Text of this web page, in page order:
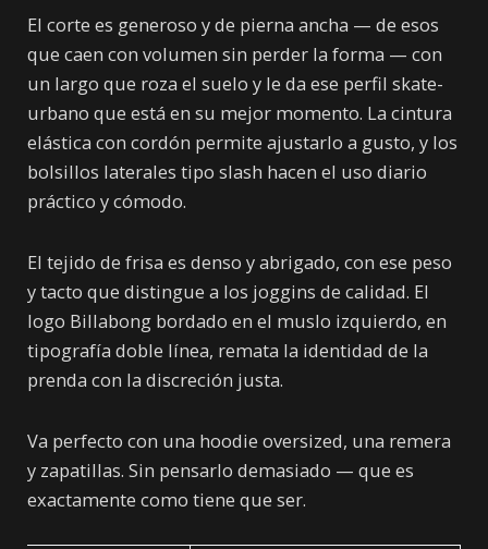
El corte es generoso y de pierna ancha — de esos
que caen con volumen sin perder la forma — con
un largo que roza el suelo y le da ese perfil skate-
urbano que está en su mejor momento. La cintura
elástica con cordón permite ajustarlo a gusto, y los
bolsillos laterales tipo slash hacen el uso diario
práctico y cómodo.
El tejido de frisa es denso y abrigado, con ese peso
y tacto que distingue a los joggins de calidad. El
logo Billabong bordado en el muslo izquierdo, en
tipografía doble línea, remata la identidad de la
prenda con la discreción justa.
Va perfecto con una hoodie oversized, una remera
y zapatillas. Sin pensarlo demasiado — que es
exactamente como tiene que ser.